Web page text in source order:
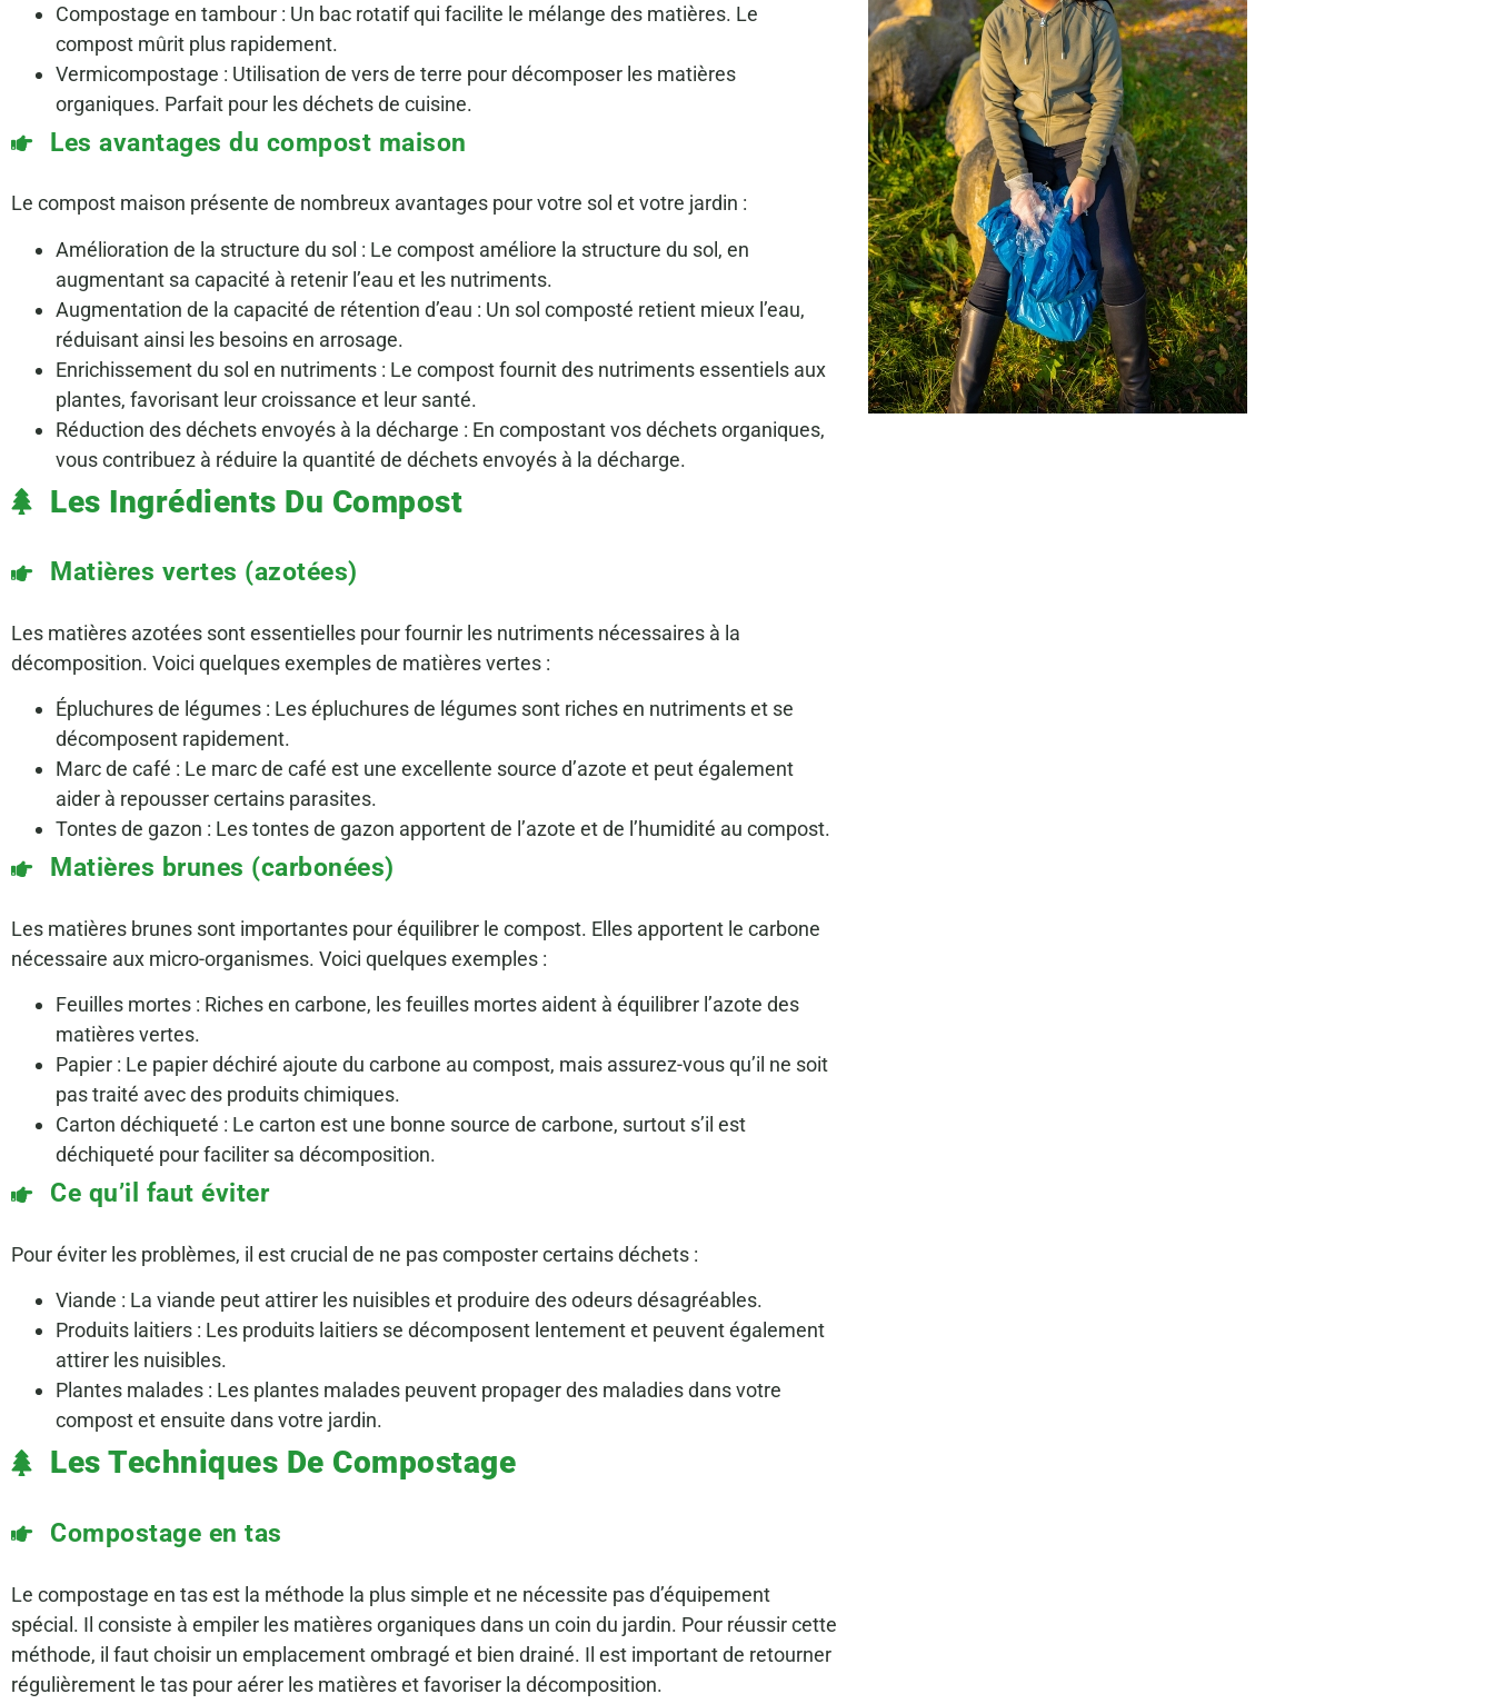
Compostage en tambour : Un bac rotatif qui facilite le mélange des matières. Le
compost mûrit plus rapidement.
Vermicompostage : Utilisation de vers de terre pour décomposer les matières
organiques. Parfait pour les déchets de cuisine.
Les avantages du compost maison
Le compost maison présente de nombreux avantages pour votre sol et votre jardin :
Amélioration de la structure du sol : Le compost améliore la structure du sol, en
augmentant sa capacité à retenir l’eau et les nutriments.
Augmentation de la capacité de rétention d’eau : Un sol composté retient mieux l’eau,
réduisant ainsi les besoins en arrosage.
Enrichissement du sol en nutriments : Le compost fournit des nutriments essentiels aux
plantes, favorisant leur croissance et leur santé.
Réduction des déchets envoyés à la décharge : En compostant vos déchets organiques,
vous contribuez à réduire la quantité de déchets envoyés à la décharge.
Les Ingrédients Du Compost
Matières vertes (azotées)
Les matières azotées sont essentielles pour fournir les nutriments nécessaires à la
décomposition. Voici quelques exemples de matières vertes :
Épluchures de légumes : Les épluchures de légumes sont riches en nutriments et se
décomposent rapidement.
Marc de café : Le marc de café est une excellente source d’azote et peut également
aider à repousser certains parasites.
Tontes de gazon : Les tontes de gazon apportent de l’azote et de l’humidité au compost.
Matières brunes (carbonées)
Les matières brunes sont importantes pour équilibrer le compost. Elles apportent le carbone
nécessaire aux micro-organismes. Voici quelques exemples :
Feuilles mortes : Riches en carbone, les feuilles mortes aident à équilibrer l’azote des
matières vertes.
Papier : Le papier déchiré ajoute du carbone au compost, mais assurez-vous qu’il ne soit
pas traité avec des produits chimiques.
Carton déchiqueté : Le carton est une bonne source de carbone, surtout s’il est
déchiqueté pour faciliter sa décomposition.
Ce qu’il faut éviter
Pour éviter les problèmes, il est crucial de ne pas composter certains déchets :
Viande : La viande peut attirer les nuisibles et produire des odeurs désagréables.
Produits laitiers : Les produits laitiers se décomposent lentement et peuvent également
attirer les nuisibles.
Plantes malades : Les plantes malades peuvent propager des maladies dans votre
compost et ensuite dans votre jardin.
Les Techniques De Compostage
Compostage en tas
Le compostage en tas est la méthode la plus simple et ne nécessite pas d’équipement
spécial. Il consiste à empiler les matières organiques dans un coin du jardin. Pour réussir cette
méthode, il faut choisir un emplacement ombragé et bien drainé. Il est important de retourner
régulièrement le tas pour aérer les matières et favoriser la décomposition.